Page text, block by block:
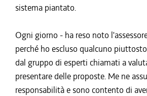
sistema piantato.
Ogni giorno - ha reso noto
perché ho escluso qualcuno
dal gruppo di esperti chiamati a
presentare delle proposte. Me ne
responsabilità e sono contento di